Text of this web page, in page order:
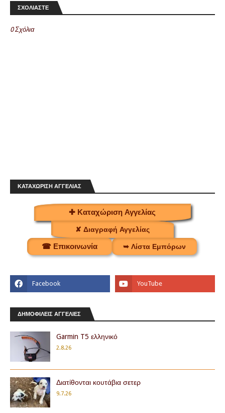
ΣΧΟΛΙΑΣΤΕ
0 Σχόλια
ΚΑΤΑΧΩΡΙΣΗ ΑΓΓΕΛΙΑΣ
✚ Καταχώριση Αγγελίας
✘ Διαγραφή Αγγελίας
☎ Επικοινωνία ➥ Λίστα Εμπόρων
ΔΗΜΟΦΙΛΕΙΣ ΑΓΓΕΛΙΕΣ
Garmin T5 ελληνικό
2.8.26
Διατίθονται κουτάβια σετερ
9.7.26